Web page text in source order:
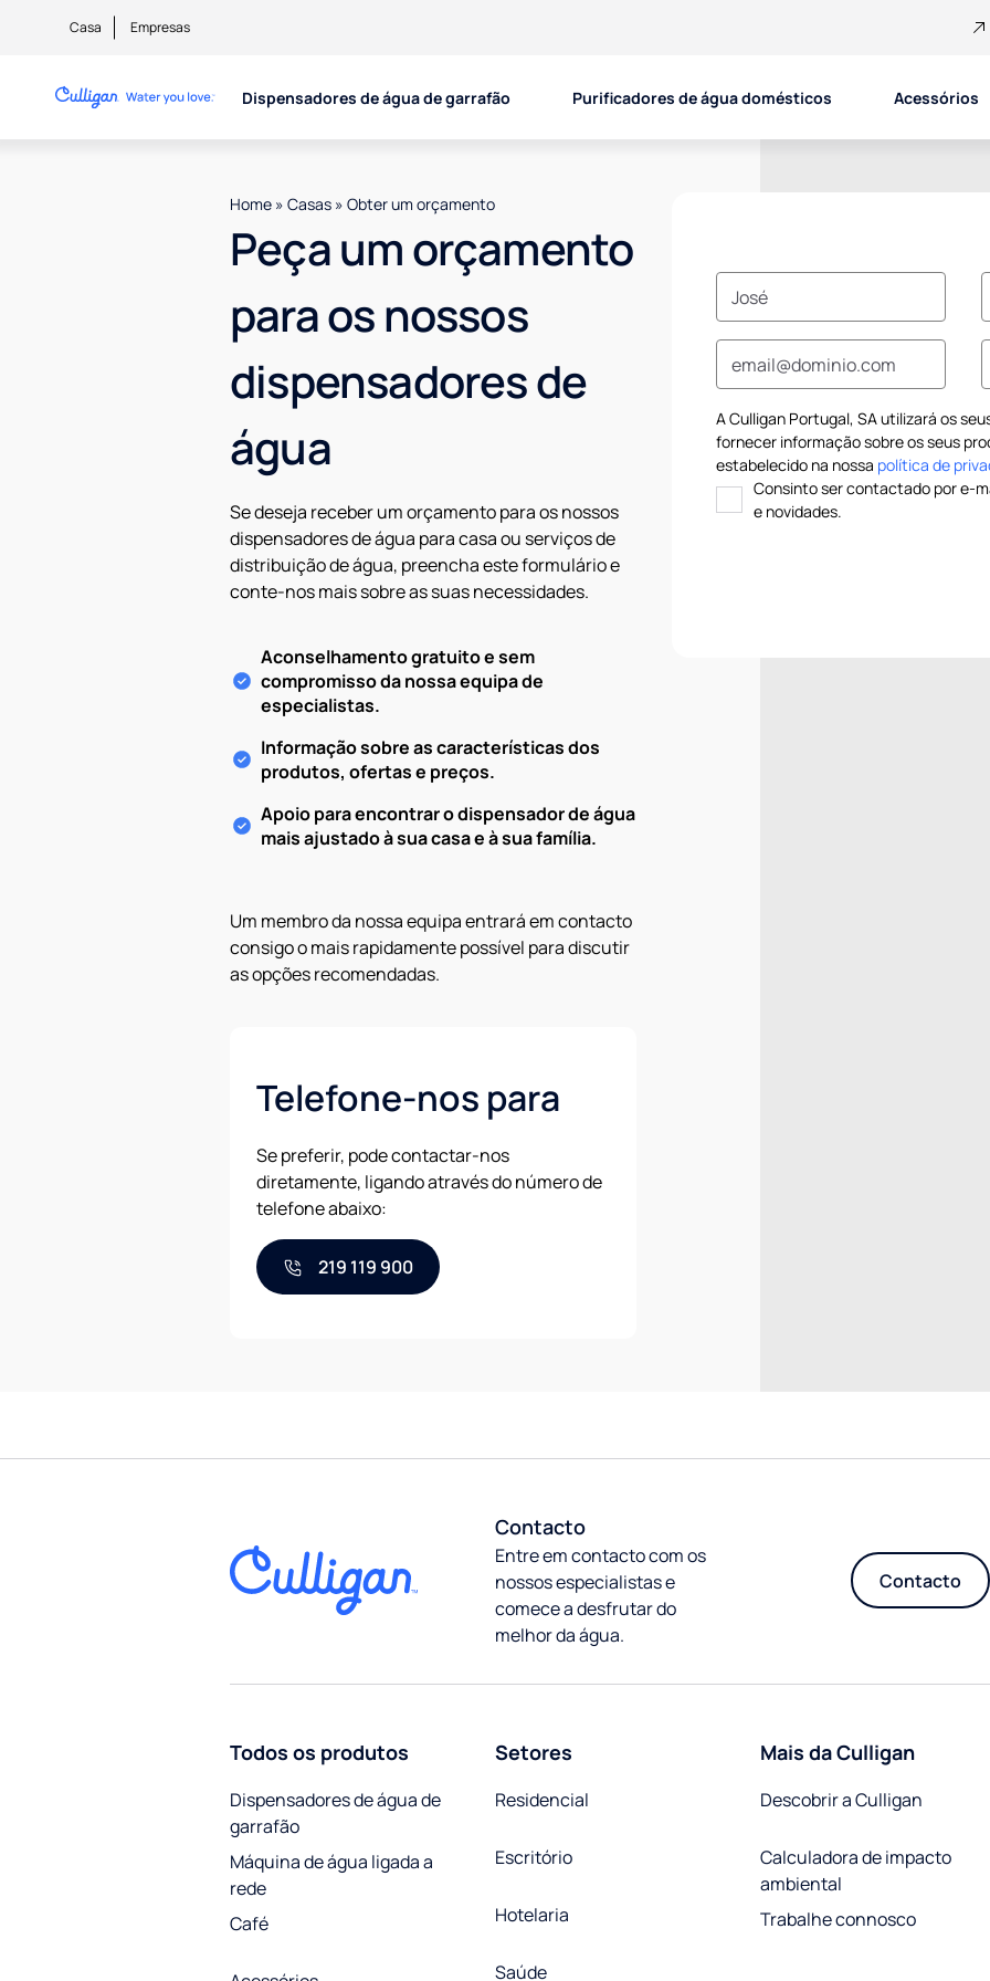
Casa Empresas
Dispensadores de água de garrafão Purificadores de água domésticos Acessórios
Home » Casas » Obter um orçamento
Peça um orçamento
para os nossos
dispensadores de
água
Se deseja receber um orçamento para os nossos
dispensadores de água para casa ou serviços de
distribuição de água, preencha este formulário e
conte-nos mais sobre as suas necessidades.
Aconselhamento gratuito e sem
compromisso da nossa equipa de
especialistas.
Informação sobre as características dos
produtos, ofertas e preços.
Apoio para encontrar o dispensador de água
mais ajustado à sua casa e à sua família.
Um membro da nossa equipa entrará em contacto
consigo o mais rapidamente possível para discutir
as opções recomendadas.
Telefone-nos para
Se preferir, pode contactar-nos
diretamente, ligando através do número de
telefone abaixo:
219 119 900
A Culligan Portugal, SA utilizará os
fornecer informação sobre os seus
estabelecido na nossa política de
Consinto ser contactado por e-
e novidades.
Contacto
Entre em contacto com os
nossos especialistas e
comece a desfrutar do
melhor da água.
Contacto
Todos os produtos
Dispensadores de água de
garrafão
Máquina de água ligada a
rede
Café
Setores
Residencial
Escritório
Hotelaria
Saúde
Mais da Culligan
Descobrir a Culligan
Calculadora de impacto
ambiental
Trabalhe connosco